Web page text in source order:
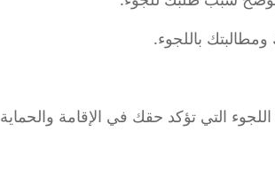
باللجوء.
التي تؤكد حقك في الإقامة والحماية